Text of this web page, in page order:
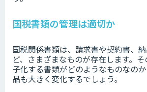
国税書類の管理は適切か
国税関係書類は、請求書や契約書、
ど、さまざまなものが存在します。
子化する書類がどのようなものなの
品も大きく変化するでしょう。